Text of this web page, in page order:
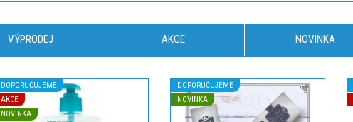
VÝPRODEJ AKCE NOVINKA
DOPORUČUJEME
AKCE
NOVINKA
DOPORUČUJEME
NOVINKA